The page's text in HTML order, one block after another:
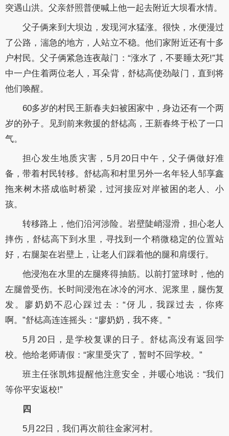
突遇山洪。父亲舒照普便喊上他一起去附近大坝看水情。
父子俩来到大坝边，发现河水猛涨。很快，水便漫过
了公路，湍急的地方，人站立不稳。他们家附近还有十多
户村民。父子俩紧急连夜敲门：“涨水了，不要睡太死!”其
中一户住着两位老人，耳朵背，舒梽高使劲敲门，直到将
他们唤醒。
60多岁的村民王新春夫妇被困家中，身边还有一个两
岁的孙子。见到前来救援的舒梽高，王新春终于松了一口
气。
担心发生地质灾害，5月20日中午，父子俩做好准
备，带着村民转移。舒梽高和村里另外一名年轻人邹享鑫
拖来树木搭成临时桥梁，过河接应对岸被困的老人、小
孩。
转移路上，他们沿河涉险。岩壁陡峭湿滑，担心老人
摔伤，舒梽高下到水里，寻找到一个稍微稳定的位置站
好，右腿架在岩壁上，让老人们踩着他的腿和肩缓行。
他浸泡在水里的左腿疼得抽筋。以前打篮球时，他的
左腿曾受伤。长时间浸泡在冰冷的河水、泥浆里，腿伤复
发。廖奶奶不忍心踩过去：“伢儿，我踩过去，你疼
啊。”舒梽高连连摇头：“廖奶奶，我不疼。”
5月20日，是学校复课的日子。舒梽高没有返回学
校。他给老师请假：“家里受灾了，暂时不回学校。”
班主任张凯炜提醒他注意安全，并暖心地说：“我们
等你平安返校!”
四
5月22日，我们再次前往金家河村。